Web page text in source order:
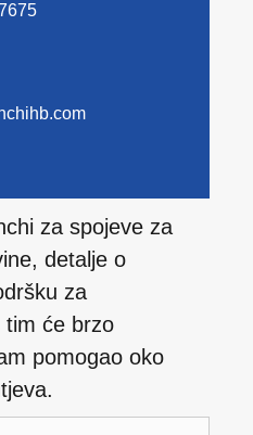
za spojeve za
detalje o
za
tim će brzo
pomogao oko